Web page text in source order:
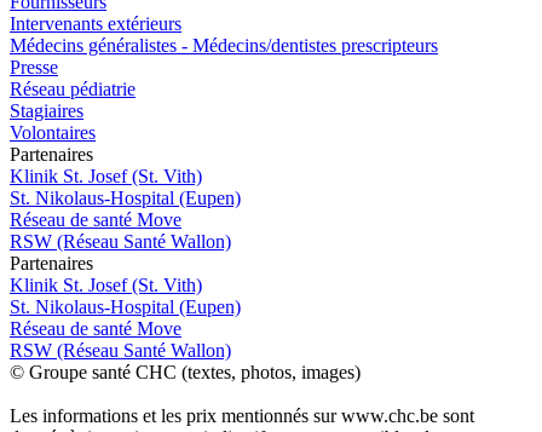
Intervenants extérieurs
Médecins généralistes - Médecins/dentistes prescripteurs
Presse
Réseau pédiatrie
Stagiaires
Volontaires
Partenaires
Klinik St. Josef (St. Vith)
St. Nikolaus-Hospital (Eupen)
Réseau de santé Move
RSW (Réseau Santé Wallon)
Partenaires
Klinik St. Josef (St. Vith)
St. Nikolaus-Hospital (Eupen)
Réseau de santé Move
RSW (Réseau Santé Wallon)
© Groupe santé CHC (textes, photos, images)
Les informations et les prix mentionnés sur www.chc.be sont